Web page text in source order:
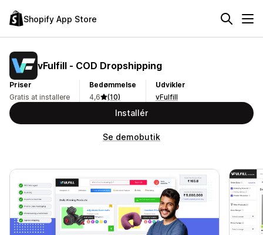
Shopify App Store
vFulfill ‑ COD Dropshipping
Priser
Gratis at installere
Bedømmelse
4,6
(10)
Udvikler
vFulfill
Installér
Se demobutik